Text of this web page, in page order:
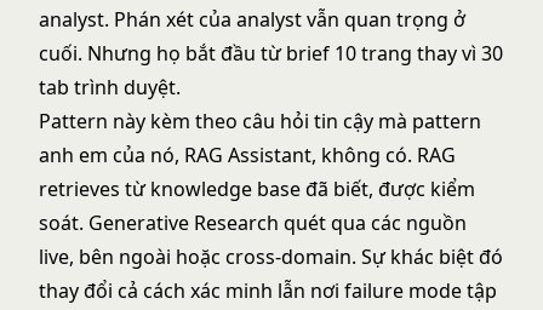
analyst. Phán xét của analyst vẫn quan trọng ở
cuối. Nhưng họ bắt đầu từ brief 10 trang thay vì 30
tab trình duyệt.
Pattern này kèm theo câu hỏi tin cậy mà pattern
anh em của nó, RAG Assistant, không có. RAG
retrieves từ knowledge base đã biết, được kiểm
soát. Generative Research quét qua các nguồn
live, bên ngoài hoặc cross-domain. Sự khác biệt đó
thay đổi cả cách xác minh lẫn nơi failure mode tập